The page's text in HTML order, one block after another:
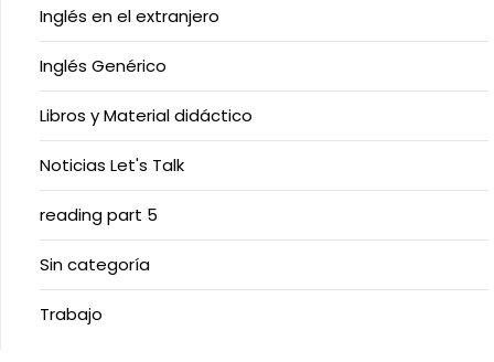
Inglés en el extranjero
Inglés Genérico
Libros y Material didáctico
Noticias Let's Talk
reading part 5
Sin categoría
Trabajo